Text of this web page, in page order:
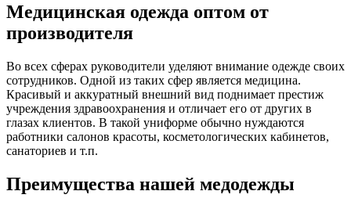
Медицинская одежда оптом от
производителя
Во всех сферах руководители уделяют внимание одежде своих
сотрудников. Одной из таких сфер является медицина.
Красивый и аккуратный внешний вид поднимает престиж
учреждения здравоохранения и отличает его от других в
глазах клиентов. В такой униформе обычно нуждаются
работники салонов красоты, косметологических кабинетов,
санаториев и т.п.
Преимущества нашей медодежды